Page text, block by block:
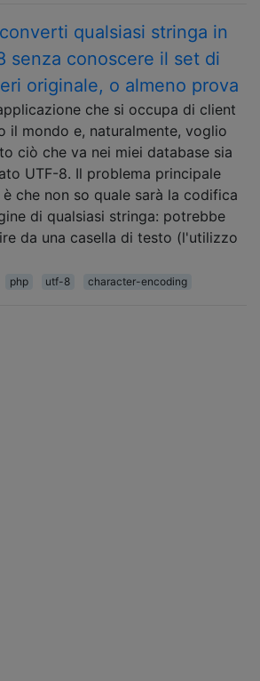
qualsiasi stringa in
senza conoscere il set di
originale, o almeno prova
che si occupa di client
il mondo e, naturalmente, voglio
ciò che va nei miei database sia
UTF-8. Il problema principale
è che non so quale sarà la codifica
di qualsiasi stringa: potrebbe
da una casella di testo (l'utilizzo
php utf-8 character-encoding